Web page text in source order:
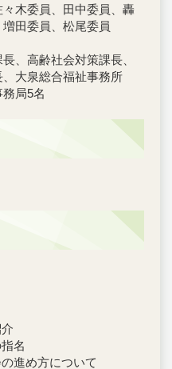
木委員、田中委員、轟
田委員、松尾委員
、高齢社会対策課長、
大泉総合福祉事務所
局5名
名
進め方について